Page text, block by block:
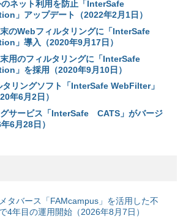
ネット利用を防止「InterSafe
」アップデート（2022年2月1日）
のWebフィルタリングに「InterSafe
」導入（2020年9月17日）
用のフィルタリングに「InterSafe
」を採用（2020年9月10日）
リングソフト「InterSafe WebFilter」
年6月2日）
サービス「InterSafe CATS」がバージ
6月28日）
タバース「FAMcampus」を活用した不
4年目の運用開始（2026年8月7日）